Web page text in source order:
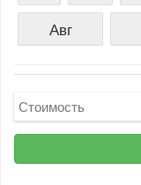
Авг
Стоимость